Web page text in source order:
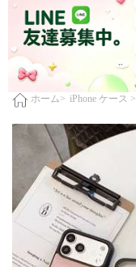
ホーム> iPhone ケース >